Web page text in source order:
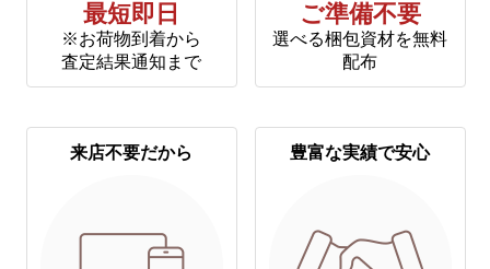
最短即日
※お荷物到着から
査定結果通知まで
ご準備不要
選べる梱包資材を無料
配布
来店不要だから 豊富な実績で安心